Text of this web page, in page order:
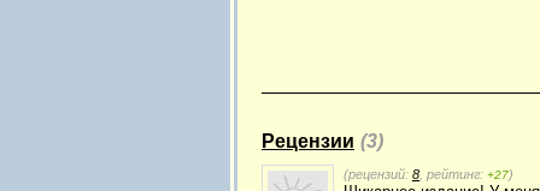
Рецензии (3)
(рецензий: 8 , рейтинг: +27)